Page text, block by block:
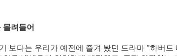
몰려들어
보다는 우리가 예전에 즐겨 봤던 드라마 "하버드